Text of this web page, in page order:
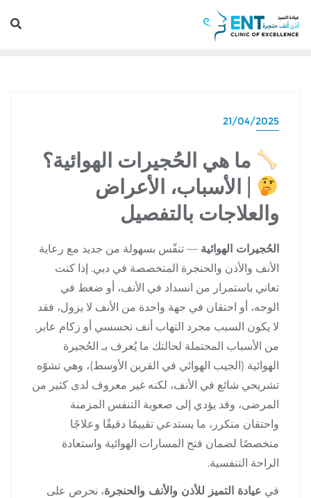
21/04/2025
ما هي الحُجيرات الهوائية؟
| الأسباب، الأعراض
والعلاجات بالتفصيل
الحُجيرات الهوائية — تنفّس بسهولة من جديد مع رعاية
الأنف والأذن والحنجرة المتخصصة في دبي. إذا كنت
تعاني باستمرار من انسداد في الأنف، أو ضغط في
الوجه، أو احتقان في جهة واحدة من الأنف لا يزول، فقد
لا يكون السبب مجرد التهاب أنف تحسسي أو زكام عابر.
من الأسباب المحتملة لحالتك ما يُعرف بـ الحُجيرة
الهوائية (الجيب الهوائي في القرين الأوسط)، وهي تشوّه
تشريحي شائع في الأنف، لكنه غير معروف لدى كثير من
المرضى، وقد يؤدي إلى صعوبة التنفس المزمنة
واحتقان متكرر، ما يستدعي تقييمًا دقيقًا وعلاجًا
متخصصًا لضمان فتح المسارات الهوائية واستعادة
الراحة التنفسية.
في عيادة التميز للأذن والأنف والحنجرة، نحرص على